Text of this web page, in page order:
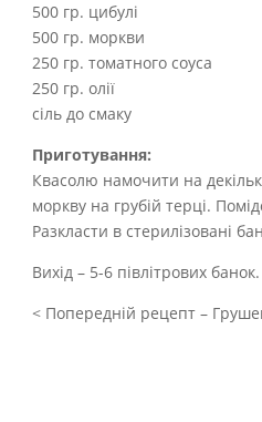
500 гр. цибулі
500 гр. моркви
250 гр. томатного соуса
250 гр. олії
сіль до смаку
Приготування:
Квасолю намочити на
моркву на грубій терці.
Разкласти в стерилізовані
Вихід – 5-6 півлітрових банок.
< Попередній рецепт –